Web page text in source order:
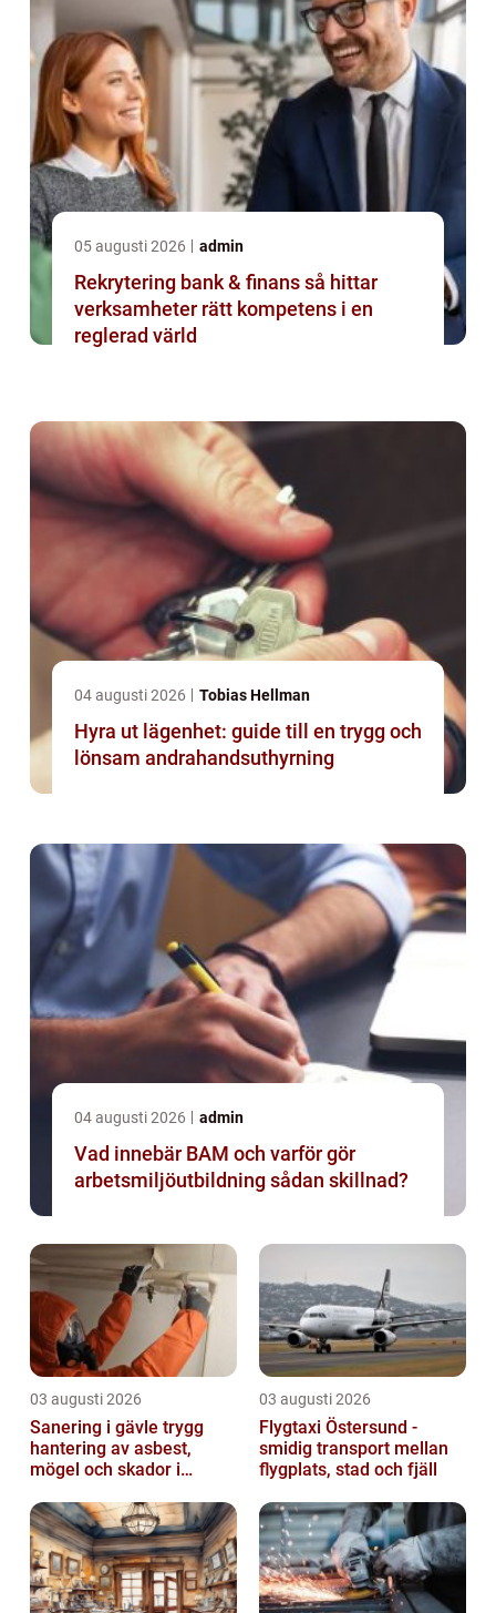
05 augusti 2026 admin
Rekrytering bank & finans så hittar
verksamheter rätt kompetens i en
reglerad värld
04 augusti 2026 Tobias Hellman
Hyra ut lägenhet: guide till en trygg och
lönsam andrahandsuthyrning
04 augusti 2026 admin
Vad innebär BAM och varför gör
arbetsmiljöutbildning sådan skillnad?
03 augusti 2026
Sanering i gävle trygg
hantering av asbest,
mögel och skador i
03 augusti 2026
Flygtaxi Östersund -
smidig transport mellan
flygplats, stad och fjäll